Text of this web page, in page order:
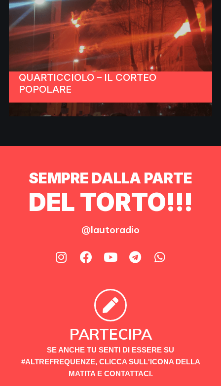
QUARTICCIOLO – IL CORTEO
POPOLARE
SEMPRE DALLA PARTE
DEL TORTO!!!
@lautoradio
PARTECIPA
SE ANCHE TU SENTI DI ESSERE SU
#ALTREFREQUENZE, CLICCA SULL'ICONA DELLA
MATITA E CONTATTACI.